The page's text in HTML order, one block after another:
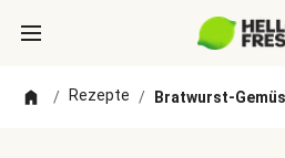
/ Rezepte / Bratwurst-